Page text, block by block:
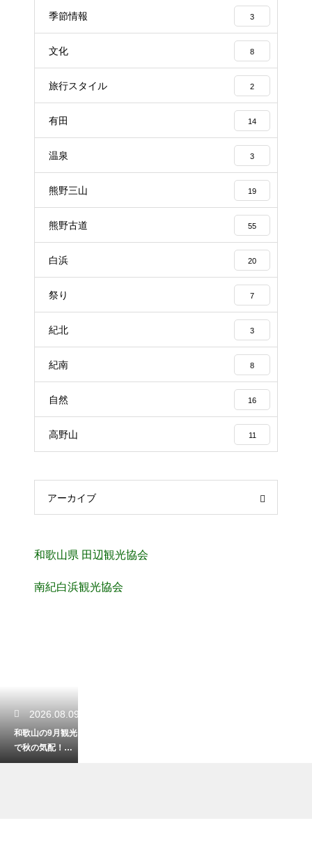
季節情報 3
文化 8
旅行スタイル 2
有田 14
温泉 3
熊野三山 19
熊野古道 55
白浜 20
祭り 7
紀北 3
紀南 8
自然 16
高野山 11
アーカイブ
和歌山県 田辺観光協会
南紀白浜観光協会
2026.08.09
和歌山の9月観光
で秋の気配！涼
しい気候と穴場